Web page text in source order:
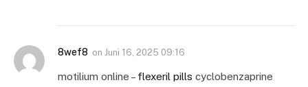
8wef8 on Juni 16, 2025 09:16
motilium online – flexeril pills cyclobenzaprine